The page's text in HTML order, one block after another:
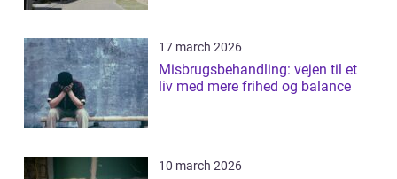
17 march 2026
Misbrugsbehandling: vejen til et
liv med mere frihed og balance
10 march 2026